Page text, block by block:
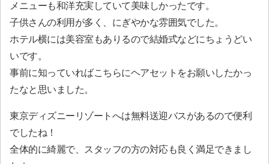
メニューも和洋充実していて美味しかったです。
子供さんの利用が多く、にぎやかな雰囲気でした。
ホテル横には美容室もありるので結婚式などにちょうどい
いです。
事前に知っていればこちらにヘアセットをお願いしたかっ
たなと思いました。
東京ディズニーリゾートへは無料送迎バスがあるので便利
でしたね！
全体的に綺麗で、スタッフの方の対応も良く満足できまし